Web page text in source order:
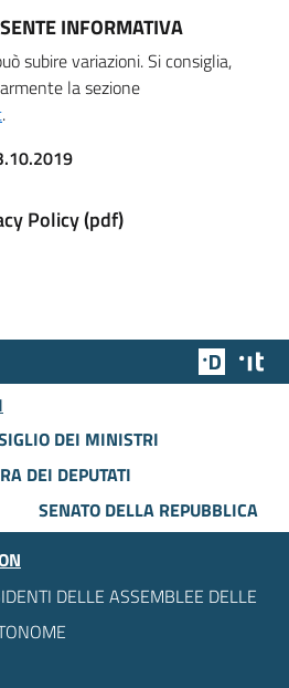
INFORMATIVA
subire variazioni. Si consiglia,
la sezione
.
Policy (pdf)
Team
DEI MINISTRI
DEI DEPUTATI
SENATO DELLA REPUBBLICA
DELLE ASSEMBLEE DELLE